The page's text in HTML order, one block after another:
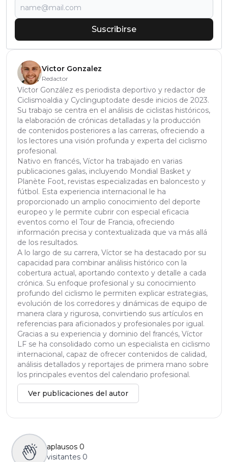
Suscribirse
Victor Gonzalez
Redactor
Víctor González es periodista deportivo y redactor de
Ciclismoaldia y Cyclinguptodate desde inicios de 2023.
Su trabajo se centra en el análisis de ciclistas históricos,
la elaboración de crónicas detalladas y la producción
de contenidos posteriores a las carreras, ofreciendo a
los lectores una visión profunda y experta del ciclismo
profesional.
Nativo en francés, Víctor ha trabajado en varias
publicaciones galas, incluyendo Mondial Basket y
Planète Foot, revistas especializadas en baloncesto y
fútbol. Esta experiencia internacional le ha
proporcionado un amplio conocimiento del deporte
europeo y le permite cubrir con especial eficacia
eventos como el Tour de Francia, ofreciendo
información precisa y contextualizada que va más allá
de los resultados.
A lo largo de su carrera, Víctor se ha destacado por su
capacidad para combinar análisis histórico con la
cobertura actual, aportando contexto y detalle a cada
crónica. Su enfoque profesional y su conocimiento
profundo del ciclismo le permiten explicar estrategias,
evolución de los corredores y dinámicas de equipo de
manera clara y rigurosa, convirtiendo sus artículos en
referencias para aficionados y profesionales por igual.
Gracias a su experiencia y dominio del francés, Víctor
LF se ha consolidado como un especialista en ciclismo
internacional, capaz de ofrecer contenidos de calidad,
análisis detallados y reportajes de primera mano sobre
los principales eventos del calendario profesional.
Ver publicaciones del autor
aplausos 0
visitantes 0